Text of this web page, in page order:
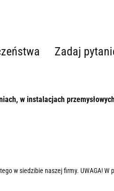
Zadaj
w instalacjach
w siedzibie naszej firmy. UWAGA!